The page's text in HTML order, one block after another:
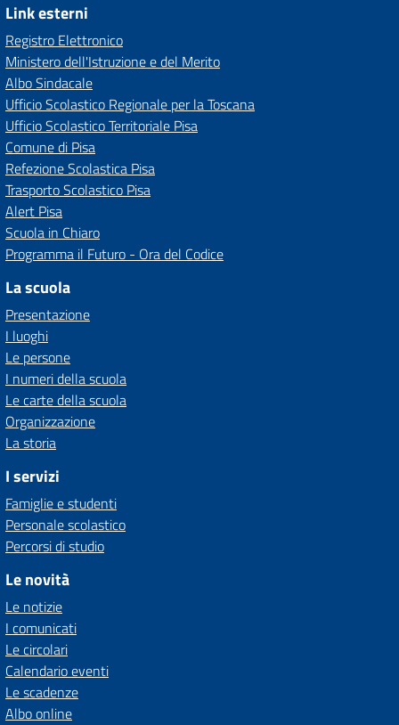
Link esterni
Registro Elettronico
Ministero dell'Istruzione e del Merito
Albo Sindacale
Ufficio Scolastico Regionale per la Toscana
Ufficio Scolastico Territoriale Pisa
Comune di Pisa
Refezione Scolastica Pisa
Trasporto Scolastico Pisa
Alert Pisa
Scuola in Chiaro
Programma il Futuro - Ora del Codice
La scuola
Presentazione
I luoghi
Le persone
I numeri della scuola
Le carte della scuola
Organizzazione
La storia
I servizi
Famiglie e studenti
Personale scolastico
Percorsi di studio
Le novità
Le notizie
I comunicati
Le circolari
Calendario eventi
Le scadenze
Albo online